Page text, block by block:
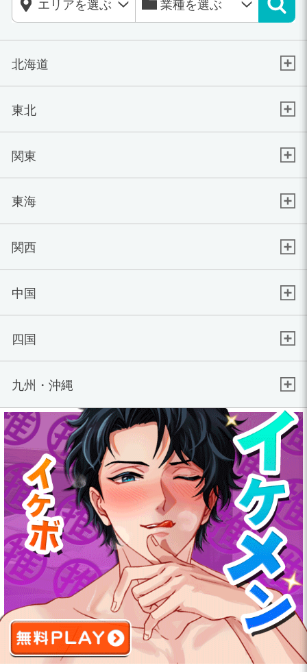
北海道
東北
関東
東海
関西
中国
四国
九州・沖縄